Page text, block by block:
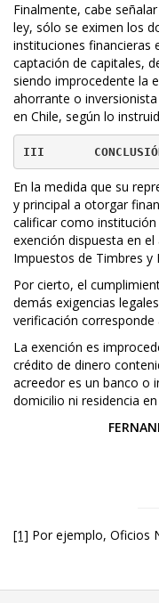
Finalmente, cabe
ley, sólo se eximen los
instituciones financieras
captación de capitales,
siendo improcedente la
ahorrante o
en Chile, según lo
III
En la medida que su
y principal a otorgar
calificar como
exención dispuesta en
Impuestos de Timbres y
Por cierto, el
demás exigencias
verificación corresponde
La exención es
crédito de dinero
acreedor es un banco o
domicilio ni residencia en
[1] Por ejemplo, Oficios